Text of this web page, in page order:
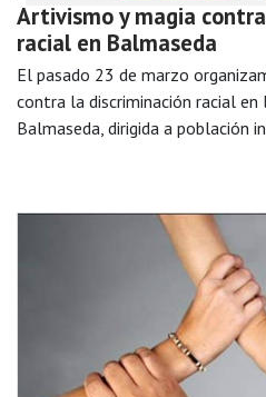
Artivismo y magia
racial en Balmaseda
El pasado 23 de marzo
contra la discriminación racial en
Balmaseda, dirigida a población